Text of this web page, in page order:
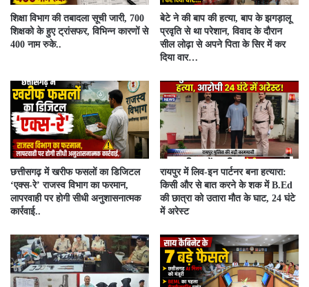
शिक्षा विभाग की तबादला सूची जारी, 700
शिक्षको के हुए ट्रांसफर, विभिन्न कारणों से
400 नाम रुके..
बेटे ने की बाप की हत्या, बाप के झगड़ालू
प्रवृति से था परेशान, विवाद के दौरान
सील लोढ़ा से अपने पिता के सिर में कर
दिया वार…
​छत्तीसगढ़ में खरीफ फसलों का डिजिटल
‘एक्स-रे’ राजस्व विभाग का फरमान,
लापरवाही पर होगी सीधी अनुशासनात्मक
कार्रवाई..
रायपुर में लिव-इन पार्टनर बना हत्यारा:
किसी और से बात करने के शक में B.Ed
की छात्रा को उतारा मौत के घाट, 24 घंटे
में अरेस्ट